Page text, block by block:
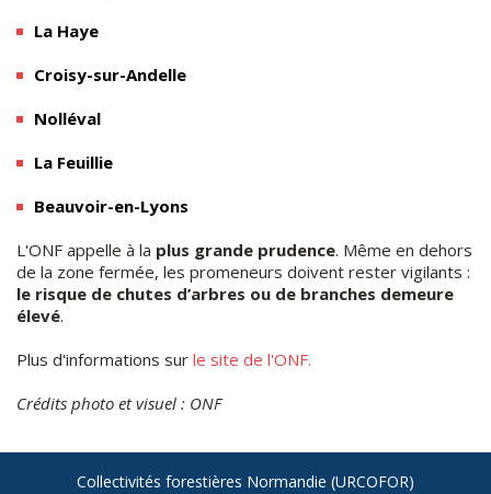
La Haye
Croisy-sur-Andelle
Nolléval
La Feuillie
Beauvoir-en-Lyons
L'ONF appelle à la plus grande prudence. Même en dehors
de la zone fermée, les promeneurs doivent rester vigilants :
le risque de chutes d’arbres ou de branches demeure
élevé.
Plus d'informations sur le site de l'ONF.
Crédits photo et visuel : ONF
Collectivités forestières Normandie (URCOFOR)